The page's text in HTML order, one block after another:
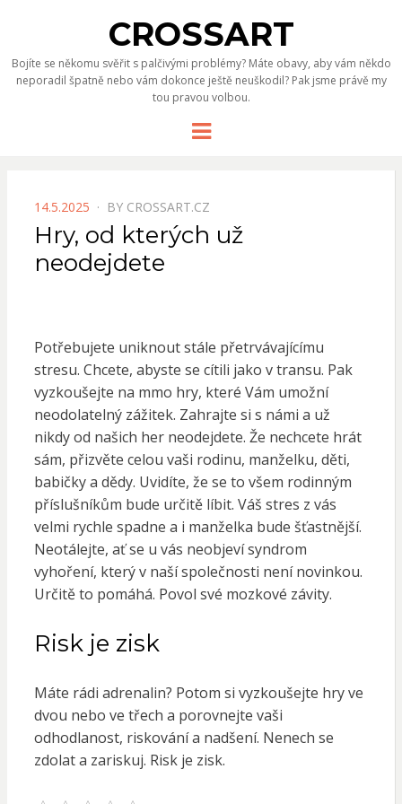
CROSSART
Bojíte se někomu svěřit s palčivými problémy? Máte obavy, aby vám někdo
neporadil špatně nebo vám dokonce ještě neuškodil? Pak jsme právě my
tou pravou volbou.
Menu
POSTED
ON
14.5.2025 BY CROSSART.CZ
Hry, od kterých už
neodejdete
Potřebujete uniknout stále přetrvávajícímu
stresu. Chcete, abyste se cítili jako v transu. Pak
vyzkoušejte na mmo hry, které Vám umožní
neodolatelný zážitek. Zahrajte si s námi a už
nikdy od našich her neodejdete. Že nechcete hrát
sám, přizvěte celou vaši rodinu, manželku, děti,
babičky a dědy. Uvidíte, že se to všem rodinným
příslušníkům bude určitě líbit. Váš stres z vás
velmi rychle spadne a i manželka bude šťastnější.
Neotálejte, ať se u vás neobjeví syndrom
vyhoření, který v naší společnosti není novinkou.
Určitě to pomáhá. Povol své mozkové závity.
Risk je zisk
Máte rádi adrenalin? Potom si vyzkoušejte hry ve
dvou nebo ve třech a porovnejte vaši
odhodlanost, riskování a nadšení. Nenech se
zdolat a zariskuj. Risk je zisk.